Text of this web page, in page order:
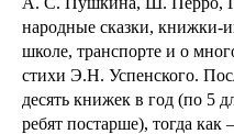
народные сказки, книжки-
школе, транспорте и о
стихи Э.Н. Успенского.
десять книжек в год (по 5
ребят постарше), тогда